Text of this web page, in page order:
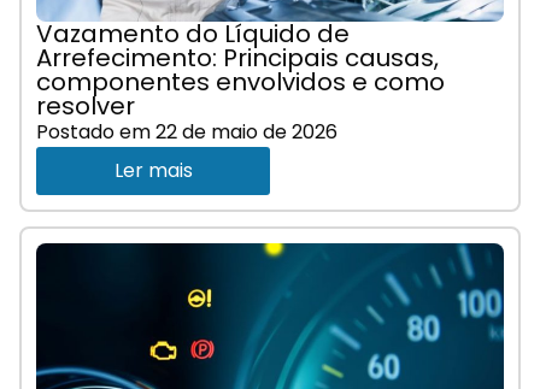
Vazamento do Líquido de
Arrefecimento: Principais causas,
componentes envolvidos e como
resolver
Postado em22 de maio de 2026
Ler mais